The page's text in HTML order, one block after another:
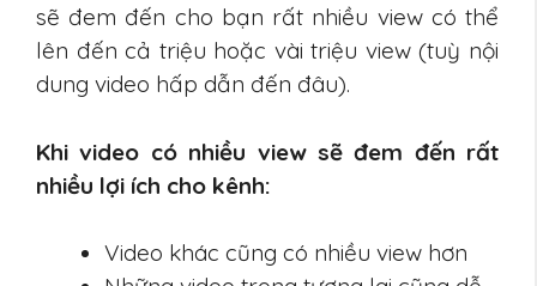
sẽ đem đến cho bạn rất nhiều view có thể
lên đến cả triệu hoặc vài triệu view (tuỳ nội
dung video hấp dẫn đến đâu).
Khi video có nhiều view sẽ đem đến rất
nhiều lợi ích cho kênh:
Video khác cũng có nhiều view hơn